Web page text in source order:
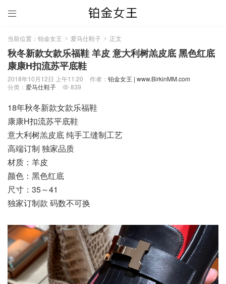

当前位置： 铂金女王 > 爱马仕鞋子 > 正文
秋冬新款女款乐福鞋 羊皮 意大利树羔皮底 黑色红底
康康H扣流苏平底鞋
2018年10月12日 上午11:20 作者： 铂金女王 | www.BirkinMM.com
分类： 爱马仕鞋子  839
18年秋冬新款女款乐福鞋
康康H扣流苏平底鞋
意大利树羔皮底 纯手工缝制工艺
高端订制 独家品质
材质：羊皮
颜色：黑色红底
尺寸：35～41
独家订制款 码数不可换